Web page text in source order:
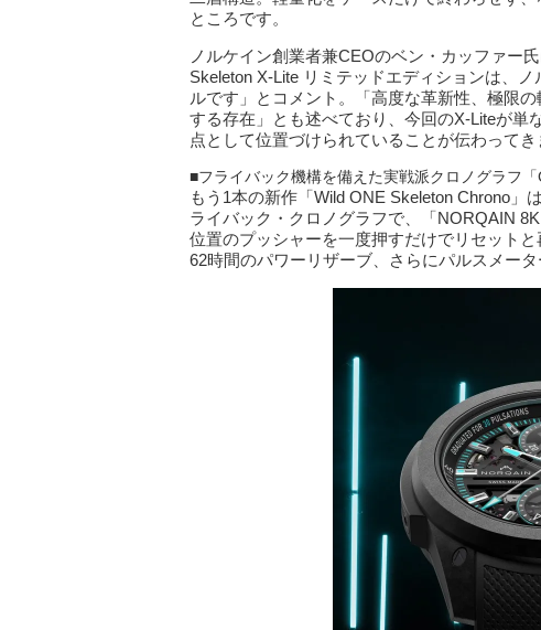
ところです。
ノルケイン創業者兼CEOのベン・カッファー
Skeleton X-Lite リミテッドエディションは、
ルです」とコメント。「高度な革新性、極限
する存在」とも述べており、今回のX-Liteが単
点として位置づけられていることが伝わってき
■フライバック機構を備えた実戦派クロノグラフ「
もう1本の新作「Wild ONE Skeleton Chrono」
ライバック・クロノグラフで、「NORQAIN
位置のプッシャーを一度押すだけでリセット
62時間のパワーリザーブ、さらにパルスメータ